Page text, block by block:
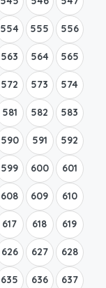
554 555 556
563 564 565
572 573 574
581 582 583
590 591 592
599 600 601
608 609 610
617 618 619
626 627 628
635 636 637